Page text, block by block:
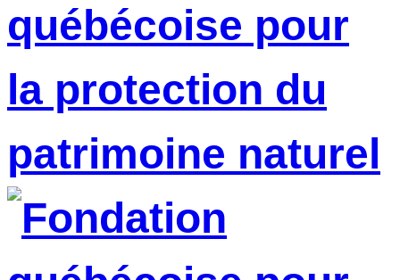
québécoise pour
la protection du
patrimoine naturel